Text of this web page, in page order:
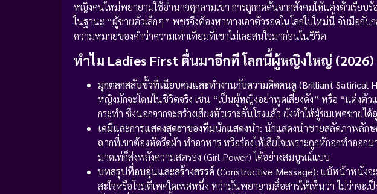
หญิงคนใหม่พยายามใช้อำนาจคุกคามเขา การถูกกดดันจากสังคมให้แต่งตัวเรีย
ในฐานะ “ผู้ชายตัวเล็กๆ” พชรจึงต้องหาทางเอาตัวรอดในโลกใบใหม่นี้ จับมือกั
ความหมายของคำว่าความเท่าเทียมที่เขาไม่เคยสนใจมาก่อนในชีวิต
ทำไม Ladies First ตื่นมาอีกที โลกนี้ผู้หญิงใหญ่
มุกตลกสลับขั้วที่เฉียบคมและทำงานกับความคิดคนดู (Brilliant Satirical
หญิงมักจะโดนในชีวิตจริง เช่น “เป็นผู้หญิงอย่าพูดเสียงดัง” หรือ “แต่งตั
กระทำ ซึ่งนอกจากจะสร้างเสียงหัวเราะลั่นโรงแล้ว ยังทำให้ผู้ชมเพศชายไ
เคมีและการแสดงสุดฮาของทีมนักแสดงนำ: นักแสดงนำชายสลัดภาพลักษ
ฉากที่เขาต้องหัดรีดผ้า ทำอาหาร หรือร้องไห้เสียใจเพราะถูกหักอกทำอ
มาดเท่ก็ส่งพลังความสตรอง (Girl Power) ได้อย่างสมบูรณ์แบบ
บทสรุปที่อบอุ่นและสร้างสรรค์ (Constructive Message): แม้หน้าหนังจะ
สะใจหรือโจมตีเพศใดเพศหนึ่ง ทว่ามันพยายามสื่อสารให้เห็นว่า ไม่ว่าจะ